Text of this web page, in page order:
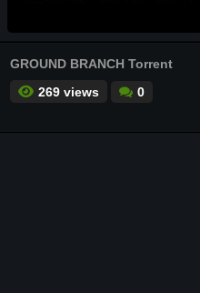
GROUND BRANCH Torrent
269 views
0